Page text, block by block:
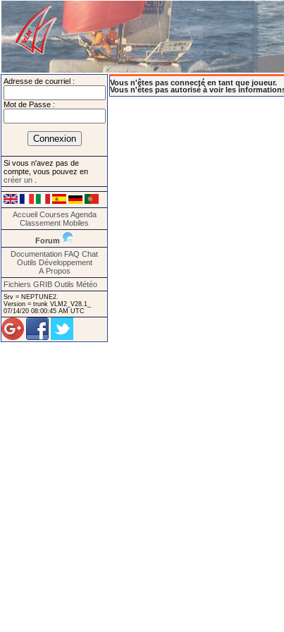
Adresse de courriel :
Mot de Passe :
Si vous n'avez pas de
compte, vous pouvez en
créer un
Accueil Courses Agenda
Classement Mobiles
Forum
Documentation FAQ Chat
Outils Développement
A Propos
Fichiers GRIB Outils Météo
Srv = NEPTUNE2.
Version = trunk VLM2_V28.1_
07/14/20 08:00:45 AM UTC
Vous n'êtes pas connecté en tant que joueur.
Vous n'êtes pas autorisé à voir les